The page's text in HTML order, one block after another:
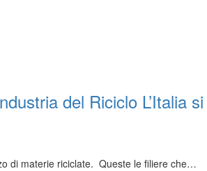
del Riciclo L’Italia
di materie riciclate. Queste le filiere che…